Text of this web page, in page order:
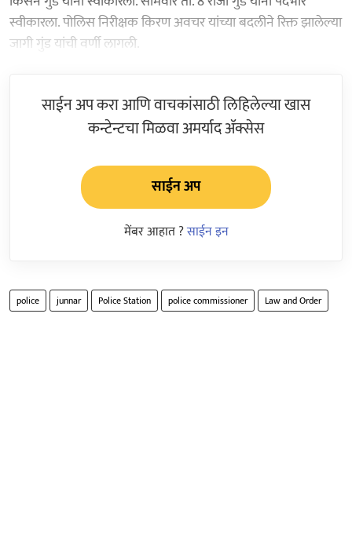
स्वीकारला. पोलिस निरीक्षक किरण अवचर यांच्या बदलीने रिक्त झालेल्या
जागी गुंड यांची वर्णी लागली.
साईन अप करा आणि वाचकांसाठी लिहिलेल्या खास
कन्टेन्टचा मिळवा अमर्याद ॲक्सेस
साईन अप
मेंबर आहात ?साईन इन
police junnar Police Station police commissioner Law and Order